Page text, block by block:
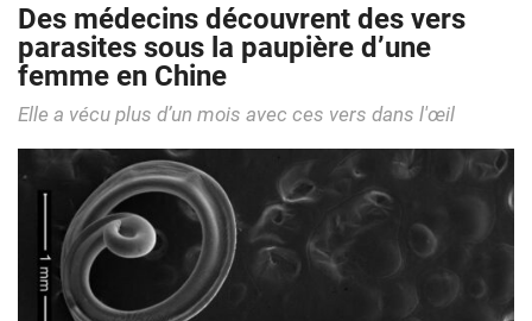
Des médecins découvrent des vers
parasites sous la paupière d’une
femme en Chine
Elle a vécu plus d’un mois avec ces vers dans l'œil